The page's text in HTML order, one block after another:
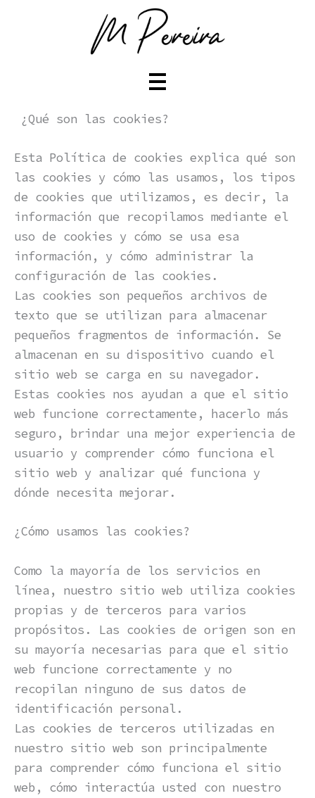
¿Qué son las cookies?
Esta Política de cookies explica qué son
las cookies y cómo las usamos, los tipos
de cookies que utilizamos, es decir, la
información que recopilamos mediante el
uso de cookies y cómo se usa esa
información, y cómo administrar la
configuración de las cookies.
Las cookies son pequeños archivos de
texto que se utilizan para almacenar
pequeños fragmentos de información. Se
almacenan en su dispositivo cuando el
sitio web se carga en su navegador.
Estas cookies nos ayudan a que el sitio
web funcione correctamente, hacerlo más
seguro, brindar una mejor experiencia de
usuario y comprender cómo funciona el
sitio web y analizar qué funciona y
dónde necesita mejorar.
¿Cómo usamos las cookies?
Como la mayoría de los servicios en
línea, nuestro sitio web utiliza cookies
propias y de terceros para varios
propósitos. Las cookies de origen son en
su mayoría necesarias para que el sitio
web funcione correctamente y no
recopilan ninguno de sus datos de
identificación personal.
Las cookies de terceros utilizadas en
nuestro sitio web son principalmente
para comprender cómo funciona el sitio
web, cómo interactúa usted con nuestro